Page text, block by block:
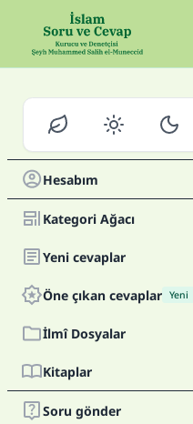
Hesabım
Kategori Ağacı
Yeni cevaplar
Öne çıkan cevaplar Yeni
İlmî Dosyalar
Kitaplar
Soru gönder